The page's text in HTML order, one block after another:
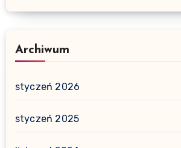
Archiwum
styczeń 2026
styczeń 2025